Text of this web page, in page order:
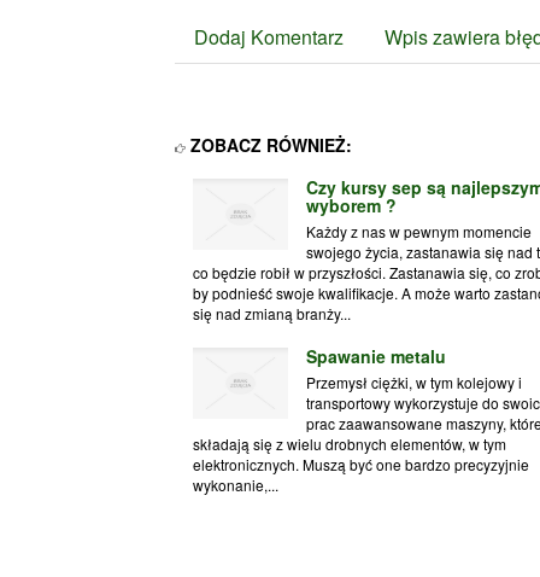
Dodaj Komentarz Wpis zawiera
ZOBACZ RÓWNIEŻ:
Czy kursy sep są
wyborem ?
Każdy z nas w pewnym momencie
swojego życia, zastanawia się nad
co będzie robił w przyszłości. Zastanawia się, co
by podnieść swoje kwalifikacje. A może warto
się nad zmianą branży...
Spawanie metalu
Przemysł ciężki, w tym kolejowy i
transportowy wykorzystuje do
prac zaawansowane maszyny,
składają się z wielu drobnych elementów, w tym
elektronicznych. Muszą być one bardzo precyzyjnie
wykonanie,...